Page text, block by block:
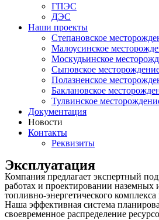
ГПЭС
ДЭС
Наши проекты
Степановское
Малоусинское
Москудьинское
Сыповское
Полазненское
Баклановское
Тулвинское
Документация
Новости
Контакты
Реквизиты
Эксплуатация
Компания предлагает экспертный
работах и проектировании наземных
топливно-энергетического
Наша эффективная система
своевременное распределение